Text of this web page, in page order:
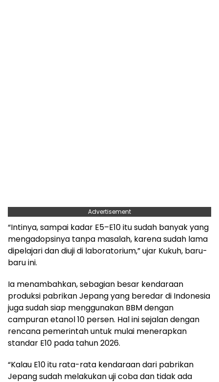
Advertisement
“Intinya, sampai kadar E5–E10 itu sudah banyak yang
mengadopsinya tanpa masalah, karena sudah lama
dipelajari dan diuji di laboratorium,” ujar Kukuh, baru-
baru ini.
Ia menambahkan, sebagian besar kendaraan
produksi pabrikan Jepang yang beredar di Indonesia
juga sudah siap menggunakan BBM dengan
campuran etanol 10 persen. Hal ini sejalan dengan
rencana pemerintah untuk mulai menerapkan
standar E10 pada tahun 2026.
“Kalau E10 itu rata-rata kendaraan dari pabrikan
Jepang sudah melakukan uji coba dan tidak ada